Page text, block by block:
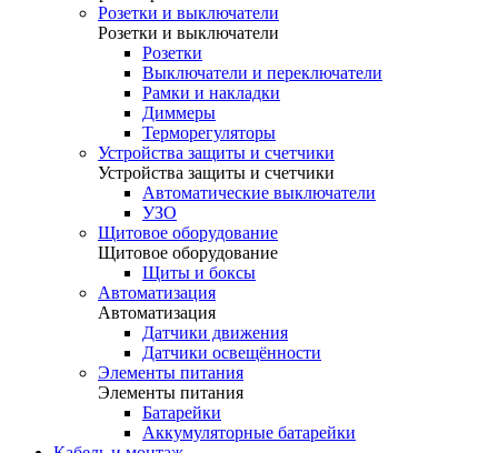
Розетки и выключатели
Розетки и выключатели
Розетки
Выключатели и переключатели
Рамки и накладки
Диммеры
Терморегуляторы
Устройства защиты и счетчики
Устройства защиты и счетчики
Автоматические выключатели
УЗО
Щитовое оборудование
Щитовое оборудование
Щиты и боксы
Автоматизация
Автоматизация
Датчики движения
Датчики освещённости
Элементы питания
Элементы питания
Батарейки
Аккумуляторные батарейки